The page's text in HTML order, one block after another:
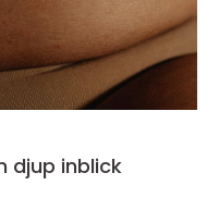
djup inblick